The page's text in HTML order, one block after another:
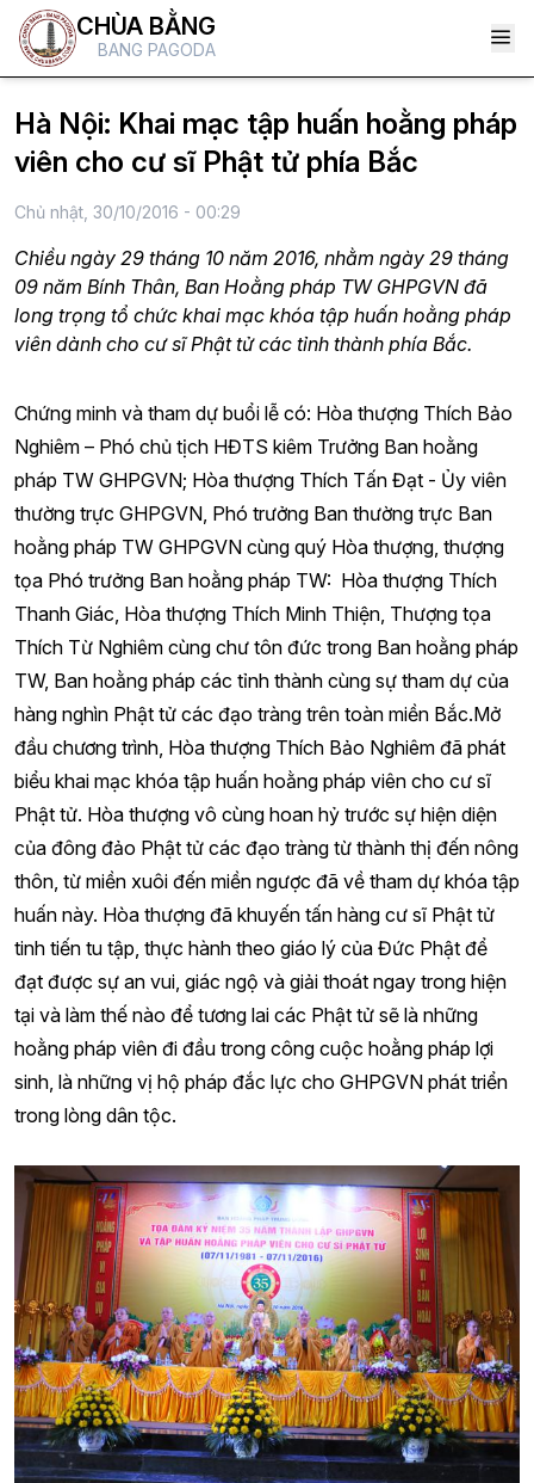
CHÙA BẰNG
BANG PAGODA
Hà Nội: Khai mạc tập huấn hoằng pháp
viên cho cư sĩ Phật tử phía Bắc
Chủ nhật, 30/10/2016 - 00:29
Chiều ngày 29 tháng 10 năm 2016, nhằm ngày 29 tháng
09 năm Bính Thân, Ban Hoằng pháp TW GHPGVN đã
long trọng tổ chức khai mạc khóa tập huấn hoằng pháp
viên dành cho cư sĩ Phật tử các tỉnh thành phía Bắc.
Chứng minh và tham dự buổi lễ có: Hòa thượng Thích Bảo
Nghiêm – Phó chủ tịch HĐTS kiêm Trưởng Ban hoằng
pháp TW GHPGVN; Hòa thượng Thích Tấn Đạt - Ủy viên
thường trực GHPGVN, Phó trưởng Ban thường trực Ban
hoằng pháp TW GHPGVN cùng quý Hòa thượng, thượng
tọa Phó trưởng Ban hoằng pháp TW: Hòa thượng Thích
Thanh Giác, Hòa thượng Thích Minh Thiện, Thượng tọa
Thích Từ Nghiêm cùng chư tôn đức trong Ban hoằng pháp
TW, Ban hoằng pháp các tỉnh thành cùng sự tham dự của
hàng nghìn Phật tử các đạo tràng trên toàn miền Bắc.Mở
đầu chương trình, Hòa thượng Thích Bảo Nghiêm đã phát
biểu khai mạc khóa tập huấn hoằng pháp viên cho cư sĩ
Phật tử. Hòa thượng vô cùng hoan hỷ trước sự hiện diện
của đông đảo Phật tử các đạo tràng từ thành thị đến nông
thôn, từ miền xuôi đến miền ngược đã về tham dự khóa tập
huấn này. Hòa thượng đã khuyến tấn hàng cư sĩ Phật tử
tinh tiến tu tập, thực hành theo giáo lý của Đức Phật để
đạt được sự an vui, giác ngộ và giải thoát ngay trong hiện
tại và làm thế nào để tương lai các Phật tử sẽ là những
hoằng pháp viên đi đầu trong công cuộc hoằng pháp lợi
sinh, là những vị hộ pháp đắc lực cho GHPGVN phát triển
trong lòng dân tộc.